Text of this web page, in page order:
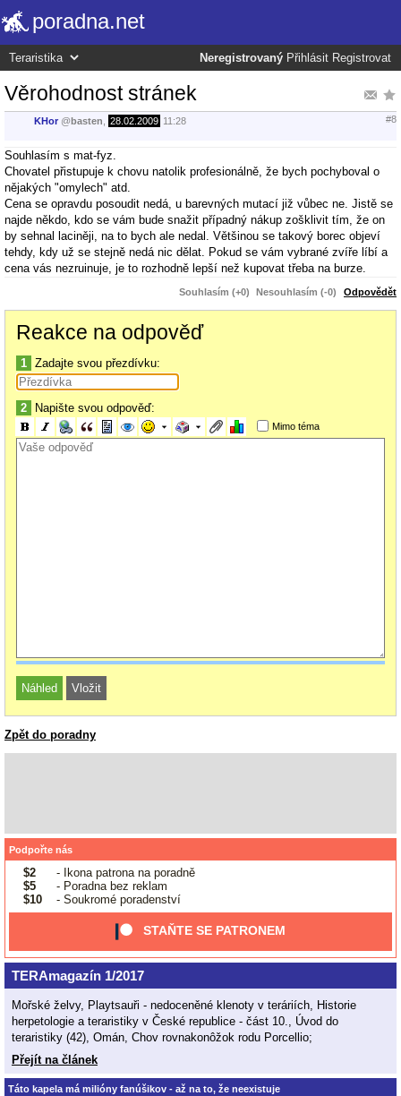
poradna.net
Neregistrovaný Přihlásit Registrovat
Věrohodnost stránek
KHor @basten 28.02.2009 11:28 #8
Souhlasím s mat-fyz.
Chovatel přistupuje k chovu natolik profesionálně, že bych pochyboval o
nějakých "omylech" atd.
Cena se opravdu posoudit nedá, u barevných mutací již vůbec ne. Jistě se
najde někdo, kdo se vám bude snažit případný nákup zošklivit tím, že on
by sehnal laciněji, na to bych ale nedal. Většinou se takový borec objeví
tehdy, kdy už se stejně nedá nic dělat. Pokud se vám vybrané zvíře líbí a
cena vás nezruinuje, je to rozhodně lepší než kupovat třeba na burze.
Souhlasím (+0) Nesouhlasím (-0) Odpovědět
Reakce na odpověď
1 Zadajte svou přezdívku:
2 Napište svou odpověď:
Mimo téma
Zpět do poradny
Podpořte nás
$2
- Ikona patrona na poradně
$5
- Poradna bez reklam
$10
- Soukromé poradenství
STAŇTE SE PATRONEM
TERAmagazín 1/2017
Mořské želvy, Playtsauři - nedoceněné klenoty v teráriích, Historie
herpetologie a teraristiky v České republice - část 10., Úvod do
teraristiky (42), Omán, Chov rovnakonôžok rodu Porcellio;
Přejít na článek
Táto kapela má milióny fanúšikov - až na to, že neexistuje